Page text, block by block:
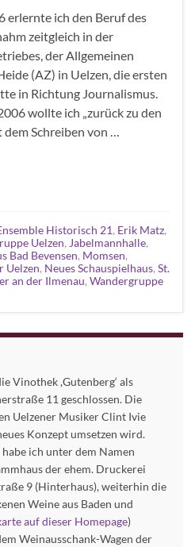
erlernte ich den Beruf des
zeitgleich in der
der Allgemeinen
(AZ) in Uelzen, die ersten
in Richtung Journalismus.
wollte ich „zurück zu den
dem Schreiben von …
Historisch 21, Erik Matz,
Uelzen, Jabelmannhalle,
Bad Bevensen, Momsen,
Uelzen, Neues Schauspielhaus, St.
an der Ilmenau, Wandergruppe
Vinothek ,Gutenberg‘ als
11 geschlossen. Die
Uelzener Musiker Clint Ivie
Konzept umsetzen wird.
ich unter dem Namen
der ehem. Druckerei
9 (Hinterhaus), weiterhin die
Weine aus Baden und
auf dieser Homepage)
Weinausschank-Wagen der